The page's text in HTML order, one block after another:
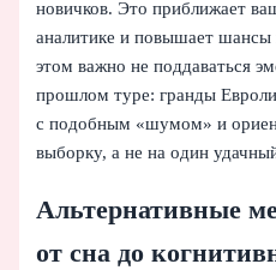
новичков. Это приближает
аналитике и повышает
этом важно не поддаваться
прошлом туре: гранды
с подобным «шумом» и
выборку, а не на один
Альтернативные
от сна до